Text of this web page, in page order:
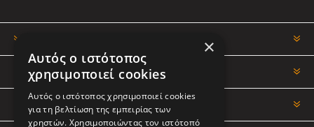
Ο ΛΟΓΑΡΙΑΣΜΌΣ ΜΟΥ
ΕΡΓΑΛΕΊΑ ΣΕΛΊΔΑΣ
×
Αυτός ο ιστότοπος
χρησιμοποιεί cookies
Αυτός ο ιστότοπος χρησιμοποιεί cookies
για τη βελτίωση της εμπειρίας των
χρηστών. Χρησιμοποιώντας τον ιστότοπό